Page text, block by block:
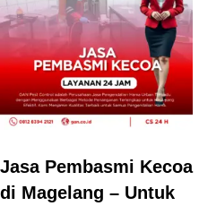
Jasa Pembasmi Kecoa
di Magelang – Untuk